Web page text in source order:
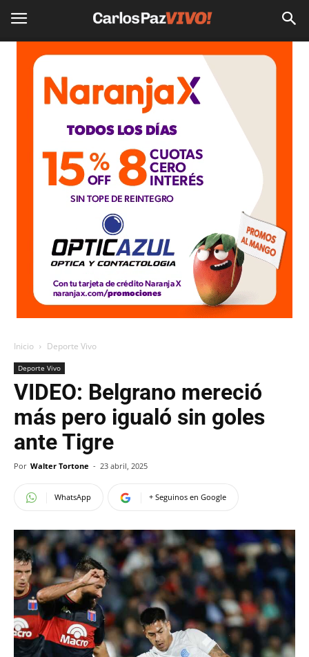
Inicio Deporte Vivo
Deporte Vivo
VIDEO: Belgrano mereció
más pero igualó sin goles
ante Tigre
Por Walter Tortone - 23 abril, 2025
WhatsApp + Seguinos en Google